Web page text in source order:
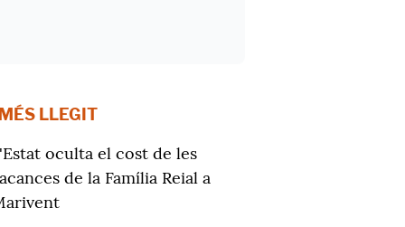
LLEGIT
oculta el cost de les
de la Família Reial a